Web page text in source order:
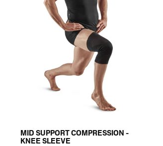
MID SUPPORT COMPRESSION -
KNEE SLEEVE